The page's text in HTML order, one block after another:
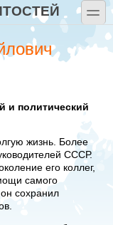
toggle
и политический
жизнь. Более
СССР.
его коллег,
самого
сохранил